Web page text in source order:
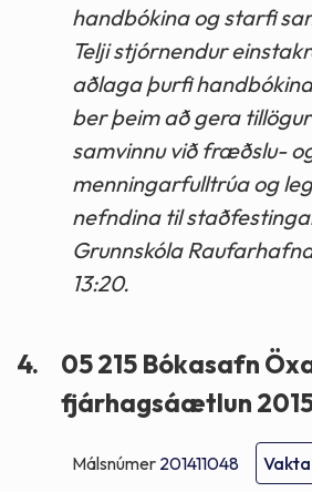
handbókina og starfi
Telji stjórnendur
aðlaga þurfi
ber þeim að gera
samvinnu við fræðslu-
menningarfulltrúa og
nefndina til
Grunnskóla
13:20.
4.
05 215 Bókasafn
fjárhagsáætlun
Málsnúmer 201411048